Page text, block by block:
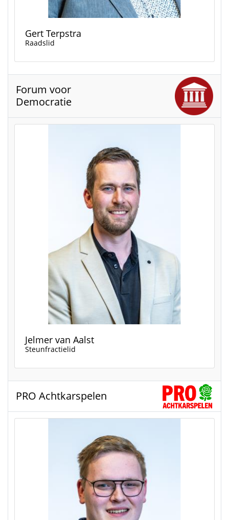
Gert Terpstra
Raadslid
Forum voor
Democratie
Jelmer van Aalst
Steunfractielid
PRO Achtkarspelen